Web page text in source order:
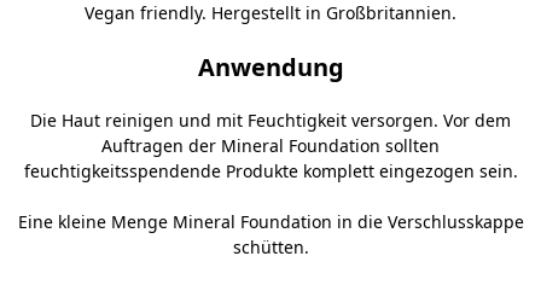
Vegan friendly. Hergestellt in Großbritannien.
Anwendung
Die Haut reinigen und mit Feuchtigkeit versorgen. Vor dem
Auftragen der Mineral Foundation sollten
feuchtigkeitsspendende Produkte komplett eingezogen sein.
Eine kleine Menge Mineral Foundation in die Verschlusskappe
schütten.